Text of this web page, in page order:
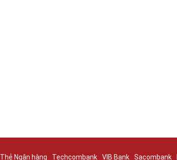
Thẻ Ngân hàng Techcombank VIB Bank Sacombank